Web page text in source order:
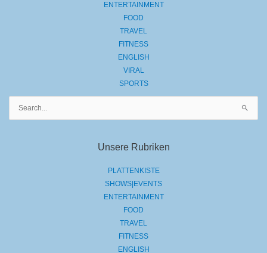
ENTERTAINMENT
FOOD
TRAVEL
FITNESS
ENGLISH
VIRAL
SPORTS
Unsere Rubriken
PLATTENKISTE
SHOWS|EVENTS
ENTERTAINMENT
FOOD
TRAVEL
FITNESS
ENGLISH